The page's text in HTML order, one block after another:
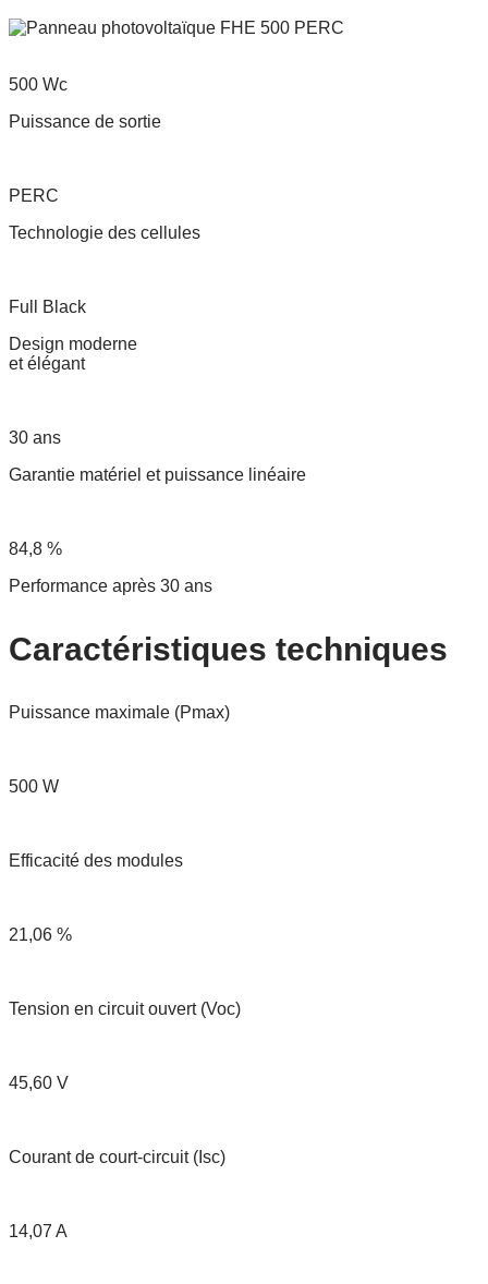
500 Wc
Puissance de sortie
PERC
Technologie des cellules
Full Black
Design moderne
et élégant
30 ans
Garantie matériel et puissance linéaire
84,8 %
Performance après 30 ans
Caractéristiques techniques
Puissance maximale (Pmax)
500 W
Efficacité des modules
21,06 %
Tension en circuit ouvert (Voc)
45,60 V
Courant de court-circuit (Isc)
14,07 A